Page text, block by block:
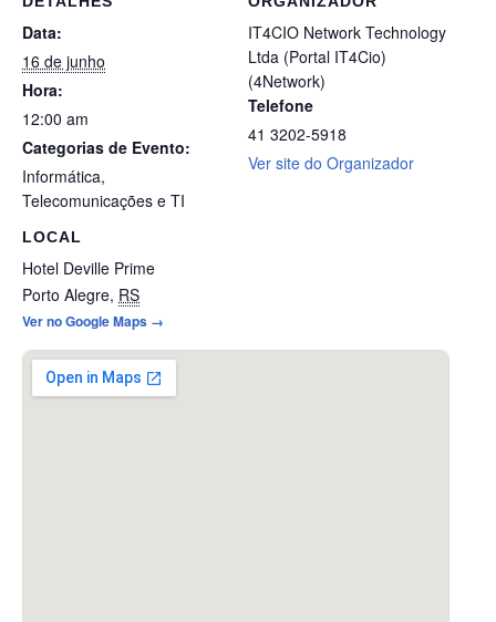
Data:
16 de junho
Hora:
12:00 am
Categorias de Evento:
Informática,
Telecomunicações e TI
LOCAL
Hotel Deville Prime
Porto Alegre, RS
Ver no Google Maps →
IT4CIO Network Technology
Ltda (Portal IT4Cio)
(4Network)
Telefone
41 3202-5918
Ver site do Organizador